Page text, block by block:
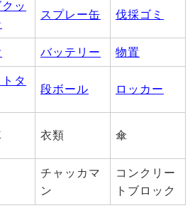
ッ
スプレー缶 伐採ゴミ
バッテリー 物置
タ
段ボール ロッカー
衣類 傘
チャッカマ
ン
コンクリー
トブロック